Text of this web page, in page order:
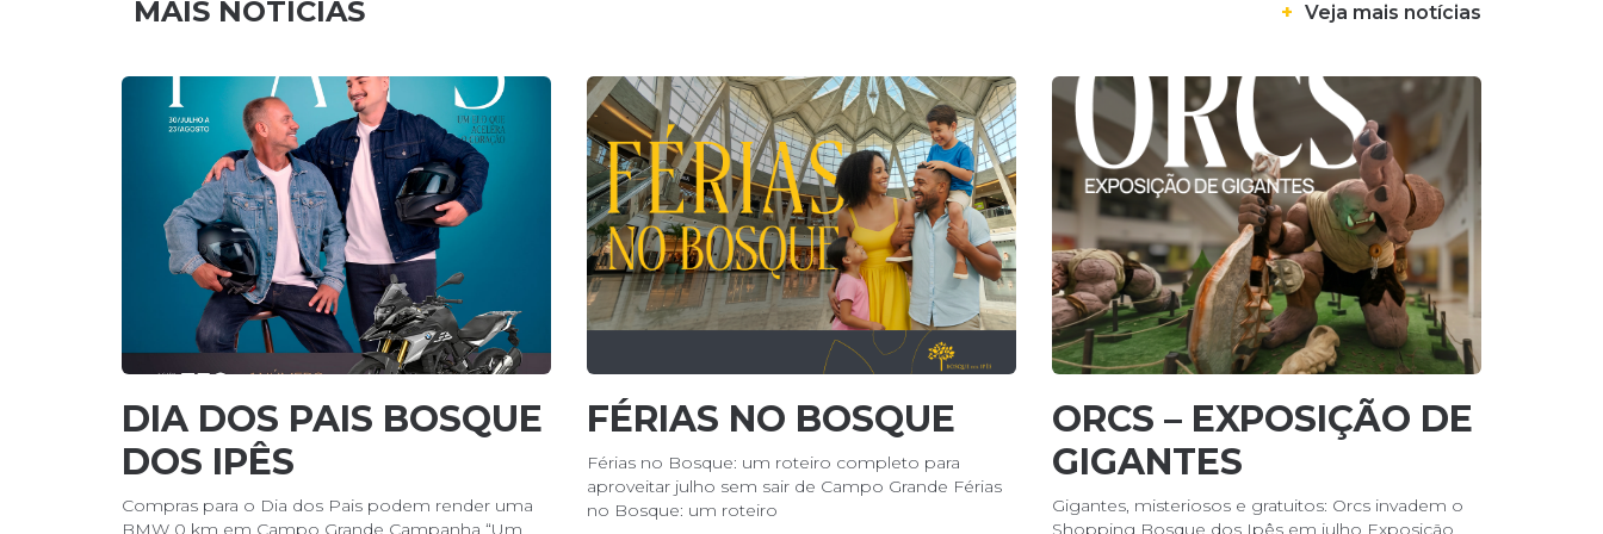
MAIS NOTÍCIAS + Veja mais notícias
DIA DOS PAIS BOSQUE
DOS IPÊS
Compras para o Dia dos Pais podem render uma
BMW 0 km em Campo Grande Campanha “Um
FÉRIAS NO BOSQUE
Férias no Bosque: um roteiro completo para
aproveitar julho sem sair de Campo Grande Férias
no Bosque: um roteiro
ORCS – EXPOSIÇÃO DE
GIGANTES
Gigantes, misteriosos e gratuitos: Orcs invadem o
Shopping Bosque dos Ipês em julho Exposição